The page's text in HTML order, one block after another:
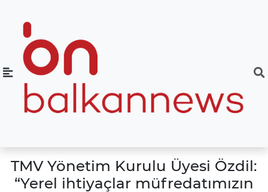
TMV Yönetim Kurulu Üyesi Özdil:
“Yerel ihtiyaçlar müfredatımızın